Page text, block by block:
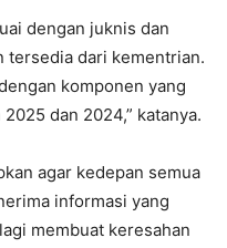
dengan juknis dan
tersedia dari kementrian.
komponen yang
dan 2024,” katanya.
agar kedepan semua
informasi yang
membuat keresahan